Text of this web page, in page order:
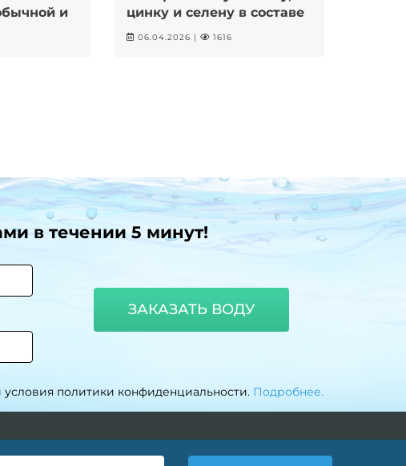
и
цинку и селену в составе
питьевой воды от
06.04.2026 | 1616
в течении 5 минут!
ЗАКАЗАТЬ ВОДУ
политики конфиденциальности. Подробнее.